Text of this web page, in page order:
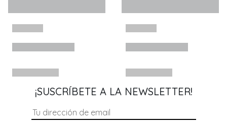
¡SUSCRÍBETE A LA NEWSLETTER!